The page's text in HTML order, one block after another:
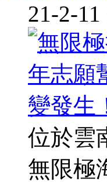
21-2-
位於雲
無限極